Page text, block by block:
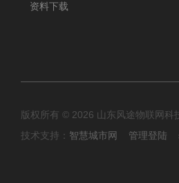
资料下载
版权所有 © 2026 山东风途物联网
技术支持： 智慧城市网 管理登陆